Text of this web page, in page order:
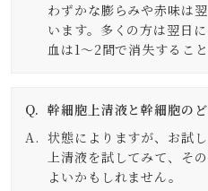
わずかな膨らみや赤味は
います。多くの方は翌日
血は1～2間で消失するこ
幹細胞上清液と幹細胞の
状態によりますが、お試
上清液を試してみて、そ
よいかもしれません。